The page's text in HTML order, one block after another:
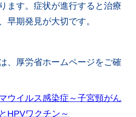
ます。症状が進行すると治療
早期発見が大切です。
、厚労省ホームページをご確
ウイルス感染症～子宮頸がん
HPVワクチン～